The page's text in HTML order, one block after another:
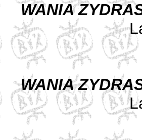
WANIA
WANIA